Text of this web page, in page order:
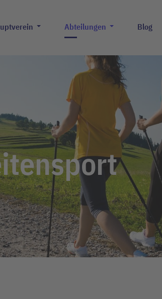
Abteilungen Blog